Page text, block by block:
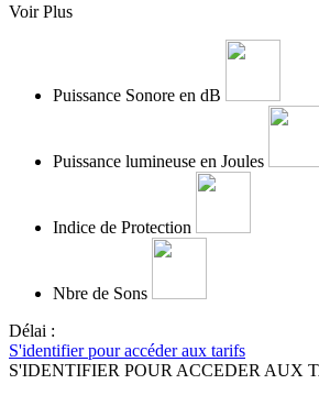
Voir Plus
Puissance Sonore en dB
Puissance lumineuse en Joules
Indice de Protection
Nbre de Sons
Délai :
S'identifier pour accéder aux tarifs
S'IDENTIFIER POUR ACCEDER AUX